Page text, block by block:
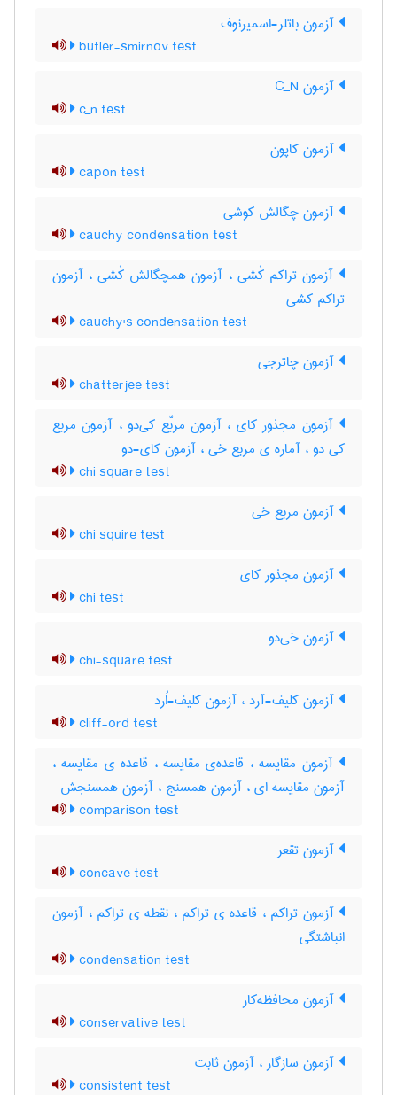
آزمون باتلر-اسمیرنوف
butler-smirnov test
آزمون C‌_‌N
c_n test
آزمون کاپون
capon test
آزمون چگالش کوشی
cauchy condensation test
آزمون تراکم کُشی ، آزمون همچگالش کُشی ، آزمون
تراکم کشی
cauchy's condensation test
آزمون چاترجی
chatterjee test
آزمون مجذور کای ، آزمون مربّع کی‌دو ، آزمون مربع
کی دو ، آماره ی مربع خی ، آزمون کای-دو
chi square test
آزمون مربع خی
chi squire test
آزمون مجذور کای
chi test
آزمون خی‌دو
chi-square test
آزمون کلیف-آرد ، آزمون کلیف-اُرد
cliff-ord test
آزمون مقایسه ، قاعده‌ی مقایسه ، قاعده ی مقایسه ،
آزمون مقایسه ای ، آزمون همسنج ، آزمون همسنجش
comparison test
آزمون تقعر
concave test
آزمون تراکم ، قاعده ی تراکم ، نقطه ی تراکم ، آزمون
انباشتگی
condensation test
آزمون محافظه‌کار
conservative test
آزمون سازگار ، آزمون ثابت
consistent test